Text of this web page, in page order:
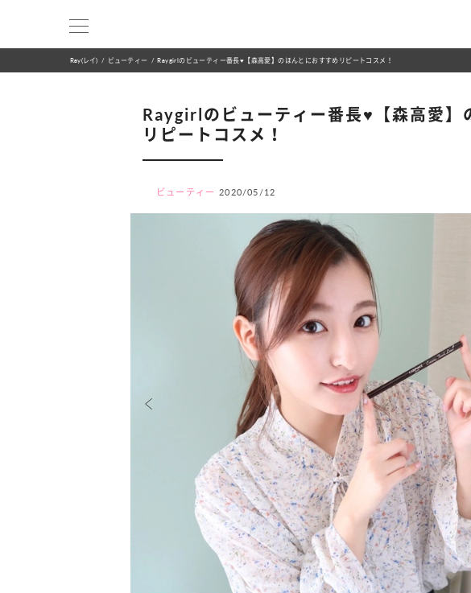
Ray(レイ) ビューティー Raygirlのビューティー番長♥【森高愛】のほんとにおすすめリピートコスメ！
Raygirlのビューティー番長♥【森高愛】
リピートコスメ！
ビューティー 2020/05/12